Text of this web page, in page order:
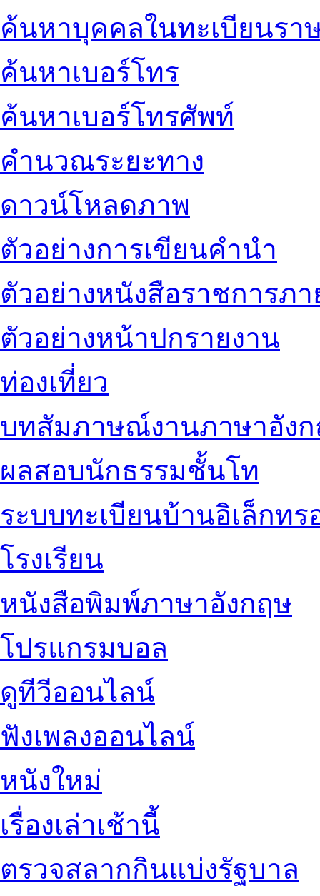
ค้นหาบุคคลในทะเบียนรา
ค้นหาเบอร์โทร
ค้นหาเบอร์โทรศัพท์
คำนวณระยะทาง
ดาวน์โหลดภาพ
ตัวอย่างการเขียนคำนำ
ตัวอย่างหนังสือราชการภ
ตัวอย่างหน้าปกรายงาน
ท่องเที่ยว
บทสัมภาษณ์งานภาษาอัง
ผลสอบนักธรรมชั้นโท
ระบบทะเบียนบ้านอิเล็กท
โรงเรียน
หนังสือพิมพ์ภาษาอังกฤษ
โปรแกรมบอล
ดูทีวีออนไลน์
ฟังเพลงออนไลน์
หนังใหม่
เรื่องเล่าเช้านี้
ตรวจสลากกินแบ่งรัฐบาล